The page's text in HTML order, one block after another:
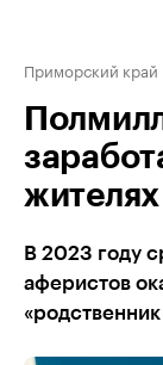
Приморский край
В 2023 году
аферистов